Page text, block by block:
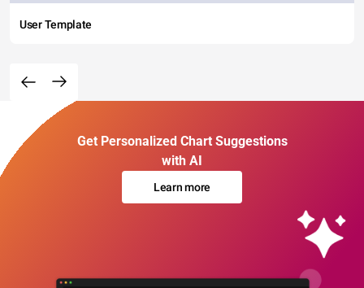
User Template
Get Personalized Chart Suggestions
with AI
Learn more